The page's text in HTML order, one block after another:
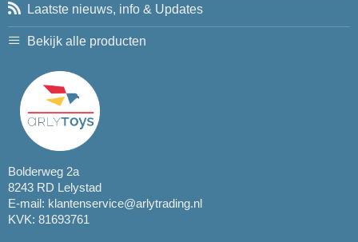
Laatste nieuws, info & Updates
Bekijk alle producten
Bolderweg 2a
8243 RD Lelystad
E-mail: klantenservice@arlytrading.nl
KVK: 81693761